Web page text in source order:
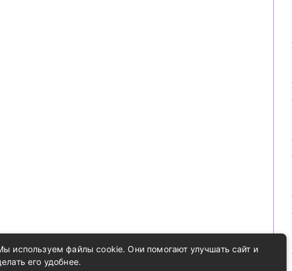
используем файлы cookie. Они помогают улучшать сайт и
его удобнее.